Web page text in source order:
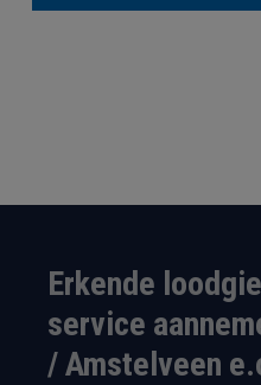
Erkende
service
/ Amstelveen